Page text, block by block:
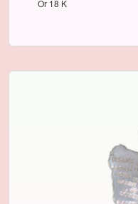
Or 18 K